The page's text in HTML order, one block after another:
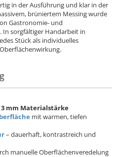
in der Ausführung und klar in der
brüniertem Messing wurde
Gastronomie- und
sorgfältiger Handarbeit in
Stück als individuelles
3 mm Materialstärke
mit warmen, tiefen
– dauerhaft, kontrastreich und
manuelle Oberflächenveredelung